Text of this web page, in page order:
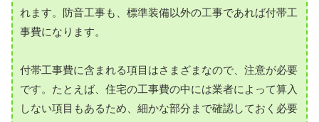
れます。防音工事も、標準装備以外の工事であれば付帯工
事費になります。
付帯工事費に含まれる項目はさまざまなので、注意が必要
です。たとえば、住宅の工事費の中には業者によって算入
しない項目もあるため、細かな部分まで確認しておく必要